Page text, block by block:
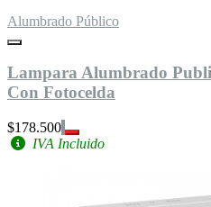
Alumbrado Público
Lampara Alumbrado
Con Fotocelda
$178.500
IVA Incluido